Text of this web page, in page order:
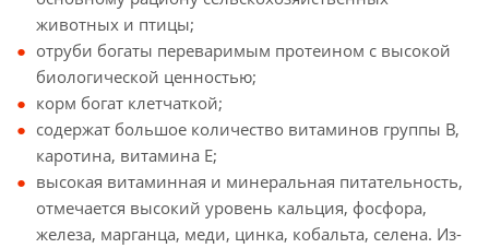
животных и птицы;
отруби богаты переваримым протеином с высокой
биологической ценностью;
корм богат клетчаткой;
содержат большое количество витаминов группы В,
каротина, витамина Е;
высокая витаминная и минеральная питательность,
отмечается высокий уровень кальция, фосфора,
железа, марганца, меди, цинка, кобальта, селена. Из-